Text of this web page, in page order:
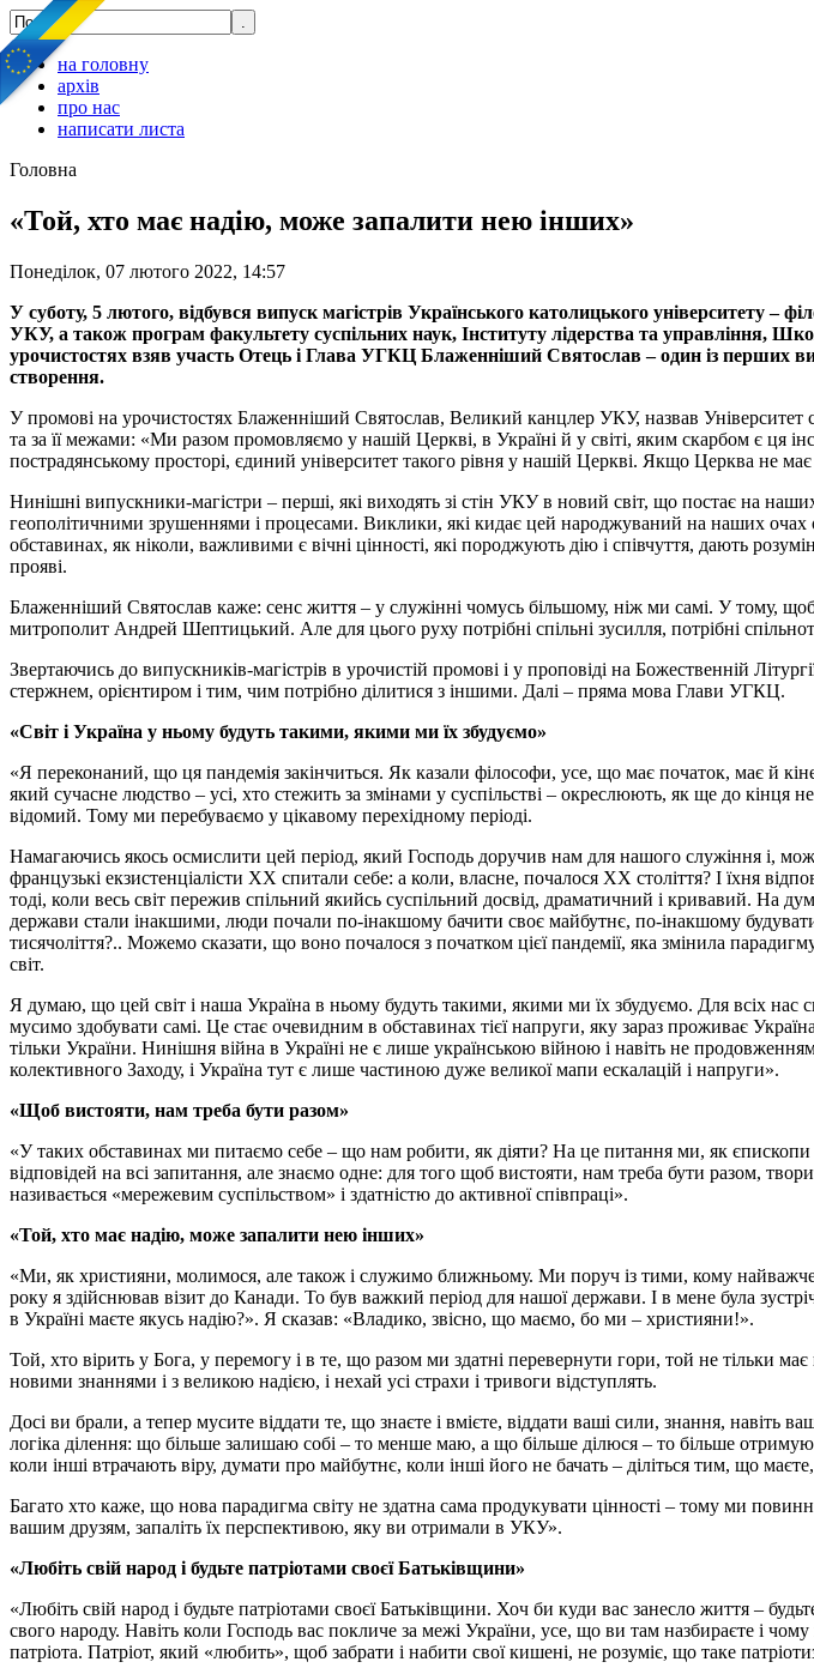
на головну
архів
про нас
написати листа
Головна
«Той, хто має надію, може запалити нею інших»
Понеділок, 07 лютого 2022, 14:57
У суботу, 5 лютого, відбувся випуск магістрів Українського католицького університету –
УКУ, а також програм факультету суспільних наук, Інституту лідерства та управління,
урочистостях взяв участь Отець і Глава УГКЦ Блаженніший Святослав – один із перших
створення.
У промові на урочистостях Блаженніший Святослав, Великий канцлер УКУ, назвав Університет
та за її межами: «Ми разом промовляємо у нашій Церкві, в Україні й у світі, яким скарбом є ця
пострадянському просторі, єдиний університет такого рівня у нашій Церкві. Якщо Церква не
Нинішні випускники-магістри – перші, які виходять зі стін УКУ в новий світ, що постає на
геополітичними зрушеннями і процесами. Виклики, які кидає цей народжуваний на наших очах
обставинах, як ніколи, важливими є вічні цінності, які породжують дію і співчуття, дають
прояві.
Блаженніший Святослав каже: сенс життя – у служінні чомусь більшому, ніж ми самі. У тому,
митрополит Андрей Шептицький. Але для цього руху потрібні спільні зусилля, потрібні
Звертаючись до випускників-магістрів в урочистій промові і у проповіді на Божественній
стержнем, орієнтиром і тим, чим потрібно ділитися з іншими. Далі – пряма мова Глави УГКЦ.
«Світ і Україна у ньому будуть такими, якими ми їх збудуємо»
«Я переконаний, що ця пандемія закінчиться. Як казали філософи, усе, що має початок, має й
який сучасне людство – усі, хто стежить за змінами у суспільстві – окреслюють, як ще до
відомий. Тому ми перебуваємо у цікавому перехідному періоді.
Намагаючись якось осмислити цей період, який Господь доручив нам для нашого служіння і,
французькі екзистенціалісти ХХ спитали себе: а коли, власне, почалося ХХ століття? І їхня
тоді, коли весь світ пережив спільний якийсь суспільний досвід, драматичний і кривавий. На
держави стали інакшими, люди почали по-інакшому бачити своє майбутнє, по-інакшому
тисячоліття?.. Можемо сказати, що воно почалося з початком цієї пандемії, яка змінила
світ.
Я думаю, що цей світ і наша Україна в ньому будуть такими, якими ми їх збудуємо. Для всіх нас
мусимо здобувати самі. Це стає очевидним в обставинах тієї напруги, яку зараз проживає
тільки України. Нинішня війна в Україні не є лише українською війною і навіть не
колективного Заходу, і Україна тут є лише частиною дуже великої мапи ескалацій і напруги».
«Щоб вистояти, нам треба бути разом»
«У таких обставинах ми питаємо себе – що нам робити, як діяти? На це питання ми, як
відповідей на всі запитання, але знаємо одне: для того щоб вистояти, нам треба бути разом,
називається «мережевим суспільством» і здатністю до активної співпраці».
«Той, хто має надію, може запалити нею інших»
«Ми, як християни, молимося, але також і служимо ближньому. Ми поруч із тими, кому
року я здійснював візит до Канади. То був важкий період для нашої держави. І в мене була
в Україні маєте якусь надію?». Я сказав: «Владико, звісно, що маємо, бо ми – християни!».
Той, хто вірить у Бога, у перемогу і в те, що разом ми здатні перевернути гори, той не тільки
новими знаннями і з великою надією, і нехай усі страхи і тривоги відступлять.
Досі ви брали, а тепер мусите віддати те, що знаєте і вмієте, віддати ваші сили, знання,
логіка ділення: що більше залишаю собі – то менше маю, а що більше ділюся – то більше
коли інші втрачають віру, думати про майбутнє, коли інші його не бачать – діліться тим, що
Багато хто каже, що нова парадигма світу не здатна сама продукувати цінності – тому ми
вашим друзям, запаліть їх перспективою, яку ви отримали в УКУ».
«Любіть свій народ і будьте патріотами своєї Батьківщини»
«Любіть свій народ і будьте патріотами своєї Батьківщини. Хоч би куди вас занесло життя –
свого народу. Навіть коли Господь вас покличе за межі України, усе, що ви там назбираєте і
патріота. Патріот, який «любить», щоб забрати і набити свої кишені, не розуміє, що таке